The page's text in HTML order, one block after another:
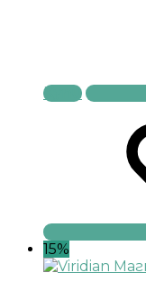
Купи
15%